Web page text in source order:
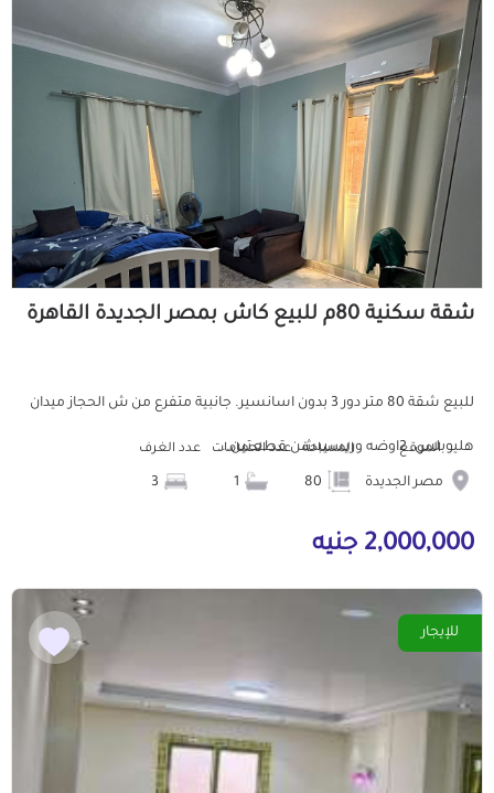
شقة سكنية 80م للبيع كاش بمصر الجديدة القاهرة
للبيع شقة 80 متر دور 3 بدون اسانسير. جانبية متفرع من ش الحجاز ميدان
هليوبلس. 2اوضه وريسيبشن قطعتين...
الموقع
مصر الجديدة
المساحة عدد الحمامات عدد الغرف
2,000,000 جنيه
للإيجار